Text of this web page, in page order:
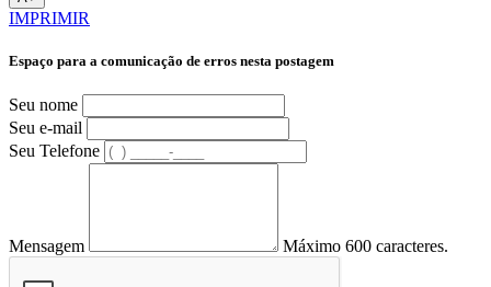
IMPRIMIR
Espaço para a comunicação de erros nesta postagem
Seu nome
Seu e-mail
Seu Telefone
Mensagem Máximo 600 caracteres.